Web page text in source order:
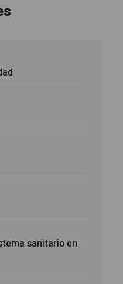
sanitario en